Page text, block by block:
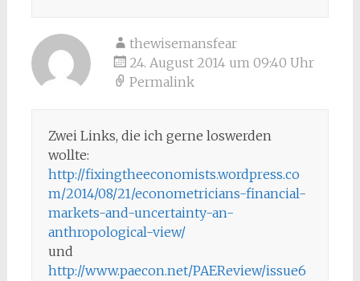
thewisemansfear
24. August 2014 um 09:40 Uhr
Permalink
Zwei Links, die ich gerne loswerden
wollte:
http://fixingtheeconomists.wordpress.co
m/2014/08/21/econometricians-financial-
markets-and-uncertainty-an-
anthropological-view/
und
http://www.paecon.net/PAEReview/issue6